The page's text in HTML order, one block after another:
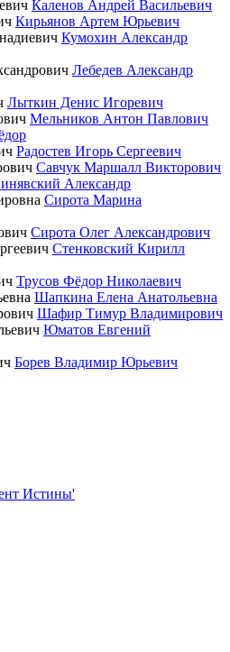
Каленов Андрей Васильевич
Кирьянов Артем Юрьевич
Кумохин Александр
Лебедев Александр
Лыткин Денис Игоревич
Мельников Антон Павлович
Радостев Игорь Сергеевич
Савчук Маршалл Викторович
Александр
Сирота Марина
Сирота Олег Александрович
Стенковский Кирилл
Трусов Фёдор Николаевич
Шапкина Елена Анатольевна
Шафир Тимур Владимирович
Юматов Евгений
Борев Владимир Юрьевич